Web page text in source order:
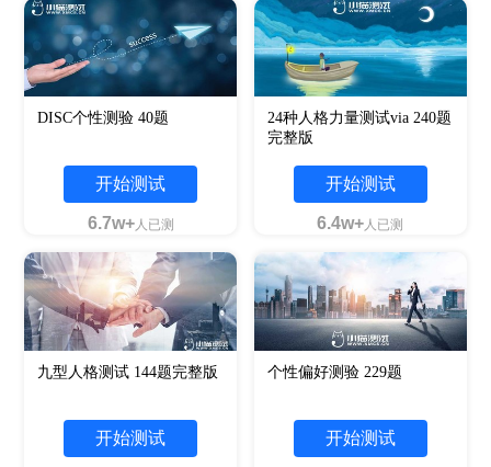
DISC个性测验 40题
开始测试
6.7w+人已测
24种人格力量测试via 240题
完整版
开始测试
6.4w+人已测
九型人格测试 144题完整版
开始测试
个性偏好测验 229题
开始测试